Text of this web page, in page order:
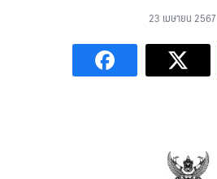
23 เมษายน 2567